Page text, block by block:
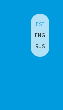
EST
ENG
RUS